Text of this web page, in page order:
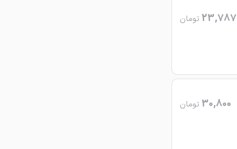
23,787 تومان
30,800 تومان